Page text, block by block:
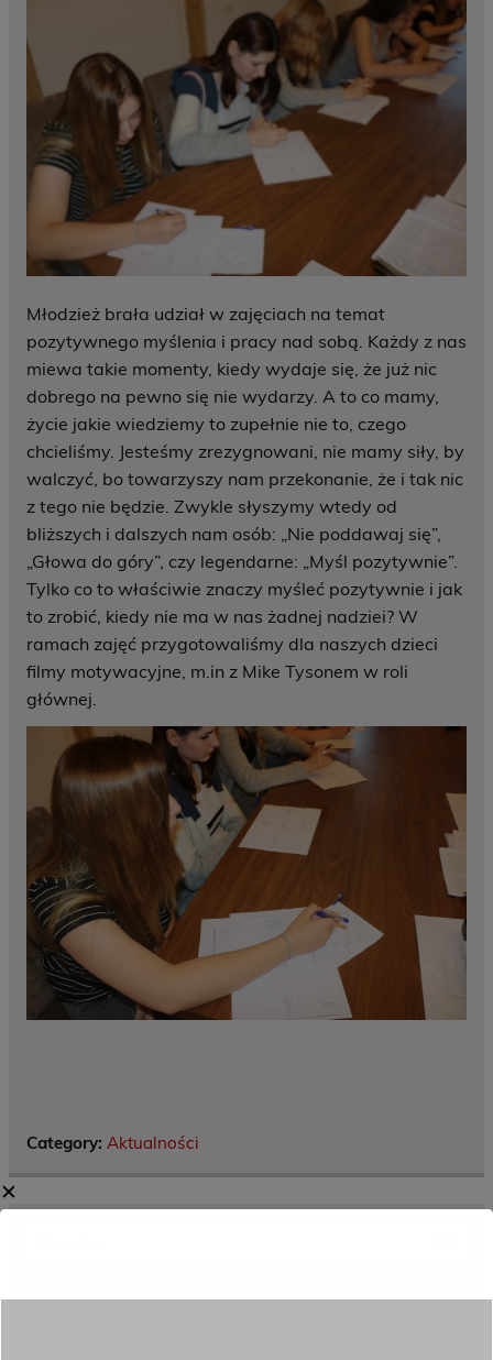
Młodzież brała udział w zajęciach na temat
pozytywnego myślenia i pracy nad sobą. Każdy z nas
miewa takie momenty, kiedy wydaje się, że już nic
dobrego na pewno się nie wydarzy. A to co mamy,
życie jakie wiedziemy to zupełnie nie to, czego
chcieliśmy. Jesteśmy zrezygnowani, nie mamy siły, by
walczyć, bo towarzyszy nam przekonanie, że i tak nic
z tego nie będzie. Zwykle słyszymy wtedy od
bliższych i dalszych nam osób: „Nie poddawaj się”,
„Głowa do góry”, czy legendarne: „Myśl pozytywnie”.
Tylko co to właściwie znaczy myśleć pozytywnie i jak
to zrobić, kiedy nie ma w nas żadnej nadziei? W
ramach zajęć przygotowaliśmy dla naszych dzieci
filmy motywacyjne, m.in z Mike Tysonem w roli
głównej.
Category: Aktualności
✕